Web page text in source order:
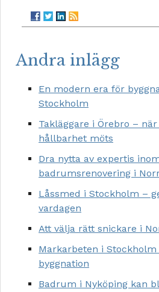
Andra inlägg
En modern era för
Stockholm
Takläggare i Örebro –
hållbarhet möts
Dra nytta av expertis
badrumsrenovering i
Låssmed i Stockholm –
vardagen
Att välja rätt snickare i
Markarbeten i
byggnation
Badrum i Nyköping kan